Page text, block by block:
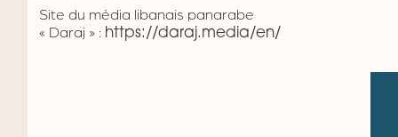
Site du média libanais panarabe
« Daraj » : https://daraj.media/en/